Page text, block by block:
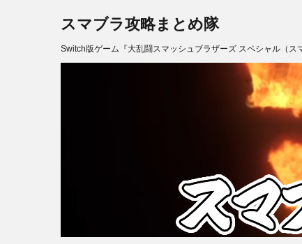
スマブラ攻略まとめ隊
Switch版ゲーム『大乱闘スマッシュブラザーズ スペシャル（